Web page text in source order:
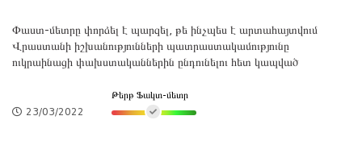
Փաստ-մետրը փորձել է պարզել, թե ինչպես է արտահայտվում
Վրաստանի իշխանությունների պատրաստակամությունը
ուկրաինացի փախստականներին ընդունելու հետ կապված
23/03/2022
Թերթ Ֆակտ-մետր